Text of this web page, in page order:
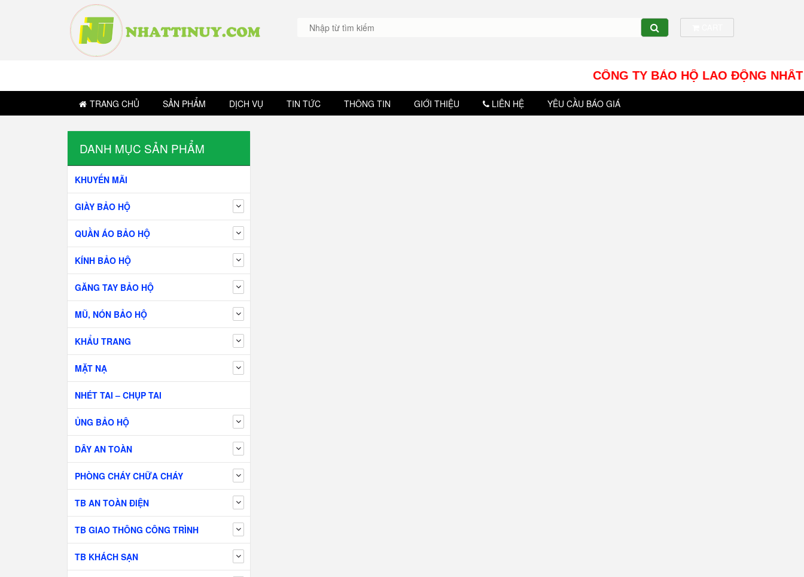
CÔNG TY BẢO HỘ LAO ĐỘNG NHÂT
TRANG CHỦ SẢN PHẨM DỊCH VỤ TIN TỨC THÔNG TIN GIỚI THIỆU LIÊN HỆ YÊU CẦU BÁO GIÁ
DANH MỤC SẢN PHẨM
KHUYẾN MÃI
GIÀY BẢO HỘ
QUẦN ÁO BẢO HỘ
KÍNH BẢO HỘ
GĂNG TAY BẢO HỘ
MŨ, NÓN BẢO HỘ
KHẨU TRANG
MẶT NẠ
NHÉT TAI – CHỤP TAI
ỦNG BẢO HỘ
DÂY AN TOÀN
PHÒNG CHÁY CHỮA CHÁY
TB AN TOÀN ĐIỆN
TB GIAO THÔNG CÔNG TRÌNH
TB KHÁCH SẠN